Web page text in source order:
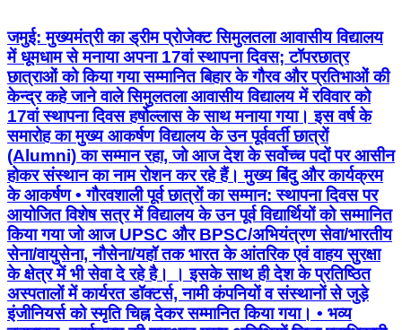
जमुई: मुख्यमंत्री का ड्रीम प्रोजेक्ट सिमुलतला आवासीय विद्यालय
में धूमधाम से मनाया अपना 17वां स्थापना दिवस; टॉपरछात्र
छात्राओं को किया गया सम्मानित बिहार के गौरव और प्रतिभाओं की
केन्द्र कहे जाने वाले सिमुलतला आवासीय विद्यालय में रविवार को
17वां स्थापना दिवस हर्षोल्लास के साथ मनाया गया। इस वर्ष के
समारोह का मुख्य आकर्षण विद्यालय के उन पूर्ववर्ती छात्रों
(Alumni) का सम्मान रहा, जो आज देश के सर्वोच्च पदों पर आसीन
होकर संस्थान का नाम रोशन कर रहे हैं। मुख्य बिंदु और कार्यक्रम
के आकर्षण • गौरवशाली पूर्व छात्रों का सम्मान: स्थापना दिवस पर
आयोजित विशेष सत्र में विद्यालय के उन पूर्व विद्यार्थियों को सम्मानित
किया गया जो आज UPSC और BPSC/अभियंत्रण सेवा/भारतीय
सेना/वायुसेना, नौसेना/यहॉ तक भारत के आंतरिक एवं वाहय सुरक्षा
के क्षेत्र में भी सेवा दे रहे है। । इसके साथ ही देश के प्रतिष्ठित
अस्पतालों में कार्यरत डॉक्टर्स, नामी कंपनियों व संस्थानों से जुड़े
इंजीनियर्स को स्मृति चिह्न देकर सम्मानित किया गया। • भव्य